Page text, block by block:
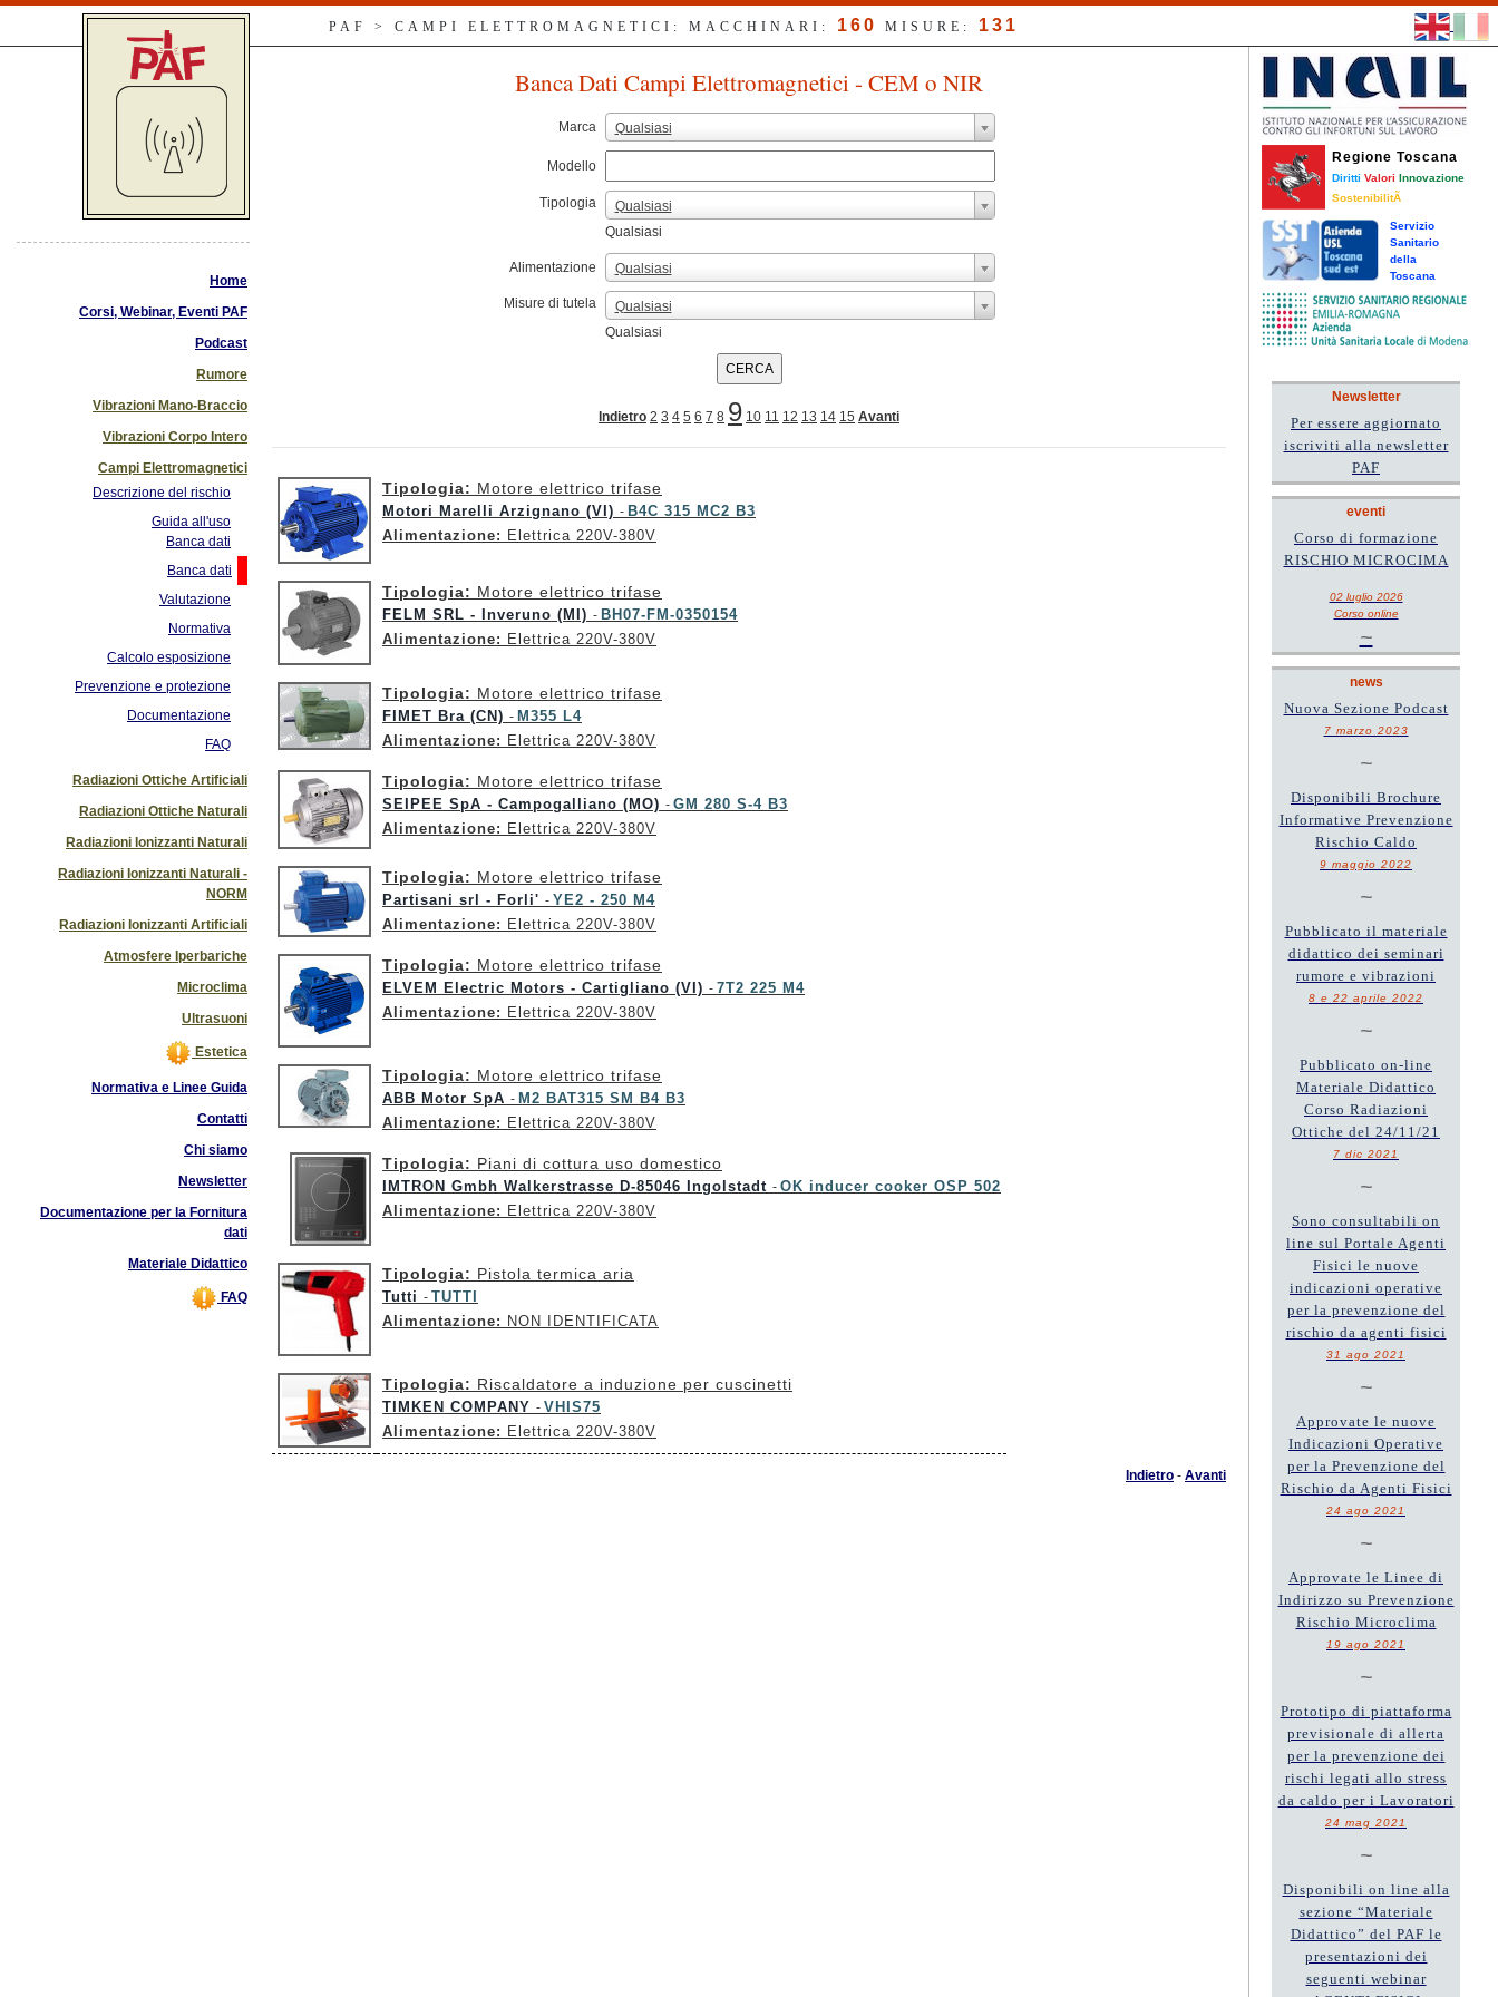
PAF > CAMPI ELETTROMAGNETICI: MACCHINARI: 160 MISURE: 131
Home
Corsi, Webinar, Eventi PAF
Podcast
Rumore
Vibrazioni Mano-Braccio
Vibrazioni Corpo Intero
Campi Elettromagnetici
Descrizione del rischio
Guida all'uso
Banca dati
Banca dati
Valutazione
Normativa
Calcolo esposizione
Prevenzione e protezione
Documentazione
FAQ
Radiazioni Ottiche Artificiali
Radiazioni Ottiche Naturali
Radiazioni Ionizzanti Naturali
Radiazioni Ionizzanti Naturali -
NORM
Radiazioni Ionizzanti Artificiali
Atmosfere Iperbariche
Microclima
Ultrasuoni
Estetica
Normativa e Linee Guida
Contatti
Chi siamo
Newsletter
Documentazione per la Fornitura
dati
Materiale Didattico
FAQ
Banca Dati Campi Elettromagnetici - CEM o NIR
Marca Qualsiasi
Modello
Tipologia
Qualsiasi
Qualsiasi
Alimentazione Qualsiasi
Misure di tutela
Qualsiasi
Qualsiasi
Indietro 2 3 4 5 6 7 8 9 10 11 12 13 14 15 Avanti
Tipologia: Motore elettrico trifase
Motori Marelli Arzignano (VI) - B4C 315 MC2 B3
Alimentazione: Elettrica 220V-380V
Tipologia: Motore elettrico trifase
FELM SRL - Inveruno (MI) - BH07-FM-0350154
Alimentazione: Elettrica 220V-380V
Tipologia: Motore elettrico trifase
FIMET Bra (CN) - M355 L4
Alimentazione: Elettrica 220V-380V
Tipologia: Motore elettrico trifase
SEIPEE SpA - Campogalliano (MO) - GM 280 S-4 B3
Alimentazione: Elettrica 220V-380V
Tipologia: Motore elettrico trifase
Partisani srl - Forli' - YE2 - 250 M4
Alimentazione: Elettrica 220V-380V
Tipologia: Motore elettrico trifase
ELVEM Electric Motors - Cartigliano (VI) - 7T2 225 M4
Alimentazione: Elettrica 220V-380V
Tipologia: Motore elettrico trifase
ABB Motor SpA - M2 BAT315 SM B4 B3
Alimentazione: Elettrica 220V-380V
Tipologia: Piani di cottura uso domestico
IMTRON Gmbh Walkerstrasse D-85046 Ingolstadt - OK inducer cooker OSP 502
Alimentazione: Elettrica 220V-380V
Tipologia: Pistola termica aria
Tutti - TUTTI
Alimentazione: NON IDENTIFICATA
Tipologia: Riscaldatore a induzione per cuscinetti
TIMKEN COMPANY - VHIS75
Alimentazione: Elettrica 220V-380V
Indietro - Avanti
Regione Toscana
Diritti Valori Innovazione
SostenibilitÃ
Servizio
Sanitario
della
Toscana
Newsletter
Per essere aggiornato
iscriviti alla newsletter
PAF
eventi
Corso di formazione
RISCHIO MICROCIMA
02 luglio 2026
Corso online
~
news
Nuova Sezione Podcast
7 marzo 2023
~
Disponibili Brochure
Informative Prevenzione
Rischio Caldo
9 maggio 2022
~
Pubblicato il materiale
didattico dei seminari
rumore e vibrazioni
8 e 22 aprile 2022
~
Pubblicato on-line
Materiale Didattico
Corso Radiazioni
Ottiche del 24/11/21
7 dic 2021
~
Sono consultabili on
line sul Portale Agenti
Fisici le nuove
indicazioni operative
per la prevenzione del
rischio da agenti fisici
31 ago 2021
~
Approvate le nuove
Indicazioni Operative
per la Prevenzione del
Rischio da Agenti Fisici
24 ago 2021
~
Approvate le Linee di
Indirizzo su Prevenzione
Rischio Microclima
19 ago 2021
~
Prototipo di piattaforma
previsionale di allerta
per la prevenzione dei
rischi legati allo stress
da caldo per i Lavoratori
24 mag 2021
~
Disponibili on line alla
sezione “Materiale
Didattico” del PAF le
presentazioni dei
seguenti webinar